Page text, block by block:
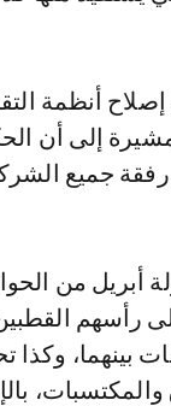
أنظمة
إلى أن
جميع
أبريل من
رأسهم
بينهما، وكذا